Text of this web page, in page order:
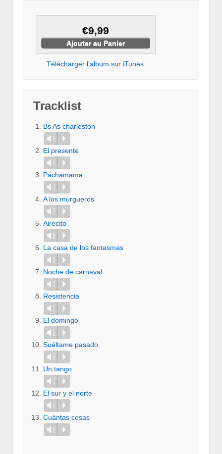
€9,99
Télécharger l'album sur iTunes
Tracklist
Bs As charleston
Vm P
El presente
Vm P
Pachamama
Vm P
A los murgueros
Vm P
Airecito
Vm P
La casa de los fantasmas
Vm P
Noche de carnaval
Vm P
Resistencia
Vm P
El domingo
Vm P
Suéltame pasado
Vm P
Un tango
Vm P
El sur y el norte
Vm P
Cuántas cosas
Vm P